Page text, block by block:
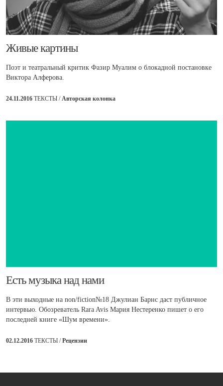
​Живые картины
Поэт и театральный критик Фазир Муалим о блокадной постановке
Виктора Алферова.
24.11.2016 ТЕКСТЫ /Авторская колонка
Есть музыка над нами
В эти выходные на non/fiction№18 Джулиан Барнс даст публичное
интервью. Обозреватель Rara Avis Мария Нестеренко пишет о его
последней книге «Шум времени».
02.12.2016 ТЕКСТЫ /Рецензии